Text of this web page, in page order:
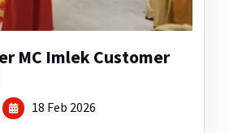
MC Imlek Customer
18 Feb 2026